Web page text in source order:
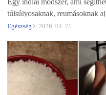
Egy indiai módszer, ami
túlsúlyosaknak, reumásoknak
Egészség 2026. 04. 21.